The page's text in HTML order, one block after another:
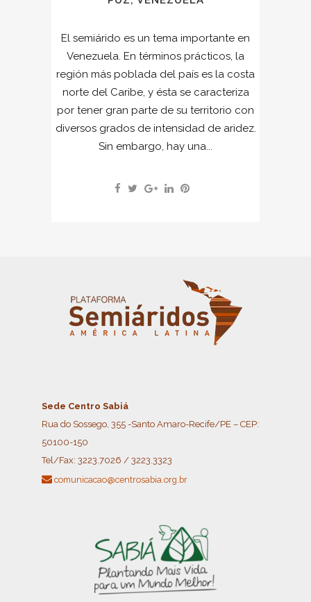
El semiárido es un tema importante en
Venezuela. En términos prácticos, la
región más poblada del país es la costa
norte del Caribe, y ésta se caracteriza
por tener gran parte de su territorio con
diversos grados de intensidad de aridez.
Sin embargo, hay una...
Sede Centro Sabiá
Rua do Sossego, 355 -Santo Amaro-Recife/PE – CEP:
50100-150
Tel/Fax: 3223.7026 / 3223.3323
comunicacao@centrosabia.org.br